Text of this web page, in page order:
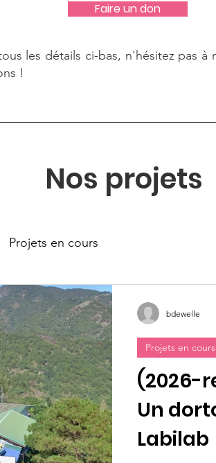
les détails ci-bas, n'hésitez pas à
!
Faire un don
Nos projets
Projets en cours
(2026-
Un
Labilab
Projets en cours
bdewelle